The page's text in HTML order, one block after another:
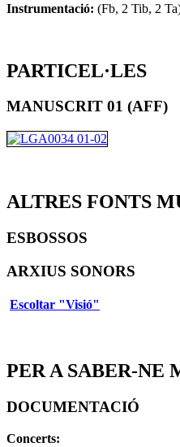
Instrumentació: (Fb, 2 Tib, 2
PARTICEL·LES
MANUSCRIT 01 (AFF)
ALTRES FONTS
ESBOSSOS
ARXIUS SONORS
Escoltar "Visió"
PER A SABER-NE
DOCUMENTACIÓ
Concerts: